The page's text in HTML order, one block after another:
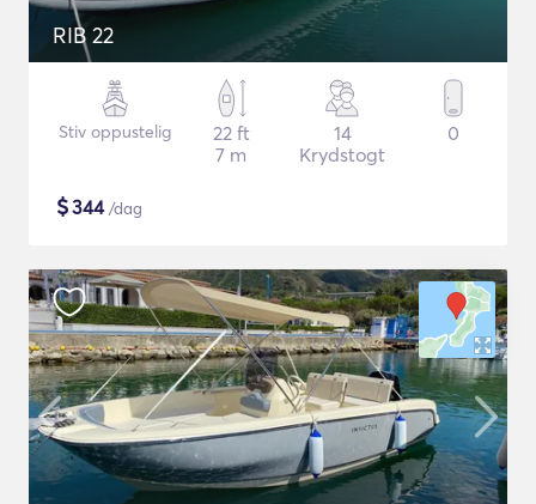
RIB 22
Stiv oppustelig
22 ft
7 m
14
Krydstogt
0
$344/dag